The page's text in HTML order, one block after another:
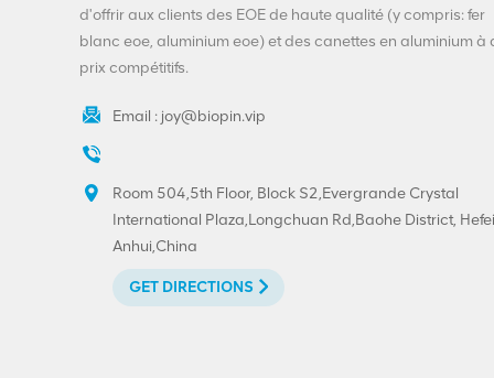
d'offrir aux clients des EOE de haute qualité (y compris: fer
blanc eoe, aluminium eoe) et des canettes en aluminium à
prix compétitifs.
Email : joy@biopin.vip
Room 504,5th Floor, Block S2,Evergrande Crystal
International Plaza,Longchuan Rd,Baohe District,
Anhui,China
GET DIRECTIONS